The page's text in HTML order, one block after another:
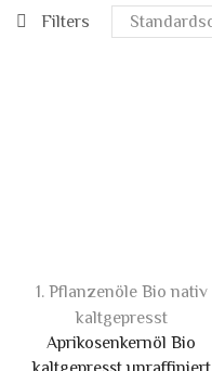
Filters
1. Pflanzenöle Bio nativ
kaltgepresst
Aprikosenkernöl Bio